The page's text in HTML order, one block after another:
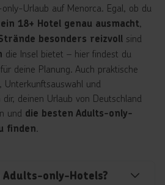
Urlaub auf Menorca. Egal, ob du
18+ Hotel genau ausmacht,
besonders reizvoll sind
die Insel bietet – hier findest du
deine Planung. Auch praktische
Unterkunftsauswahl und
deinen Urlaub von Deutschland
und die besten Adults-only-
finden.
only-Hotels?